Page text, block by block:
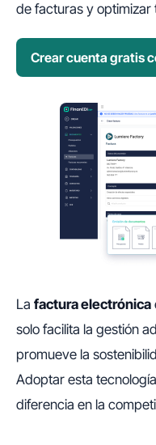
de facturas y
Crear cuenta gratis
La factura electrónica
solo facilita la gestión
promueve la
Adoptar esta
diferencia en la